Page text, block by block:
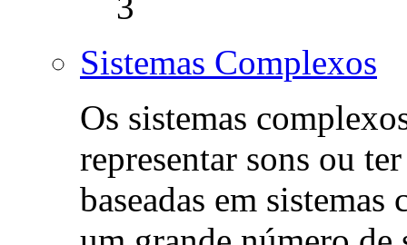
Sistemas Complexos
Os sistemas
representar sons ou
baseadas em